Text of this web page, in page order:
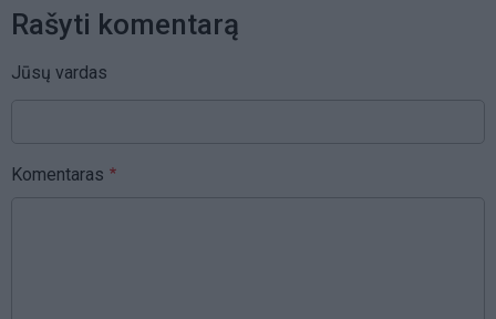
Rašyti komentarą
Jūsų vardas
Komentaras